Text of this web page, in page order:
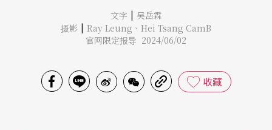
文字 | 吴岳霖
摄影 | Ray Leung 、 Hei Tsang CamB
官网限定报导 2024/06/02
收藏